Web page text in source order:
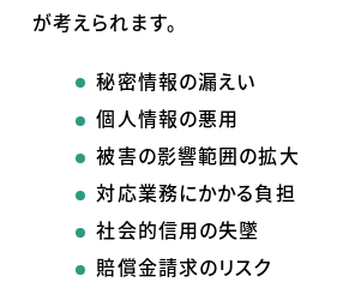
が考えられます。
秘密情報の漏えい
個人情報の悪用
被害の影響範囲の拡大
対応業務にかかる負担
社会的信用の失墜
賠償金請求のリスク